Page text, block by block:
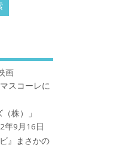
画
マスコーレに
株）」
年9月16日
』まさかの